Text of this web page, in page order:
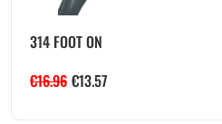
314 FOOT ON
€16.96 €13.57